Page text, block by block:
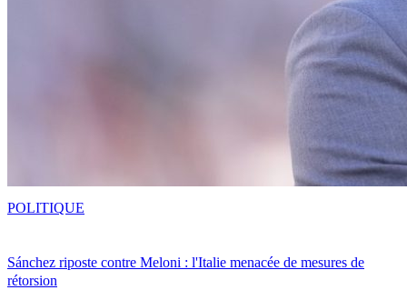
Sánchez riposte contre Meloni : l'Italie menacée de mesures de
rétorsion
POLITIQUE